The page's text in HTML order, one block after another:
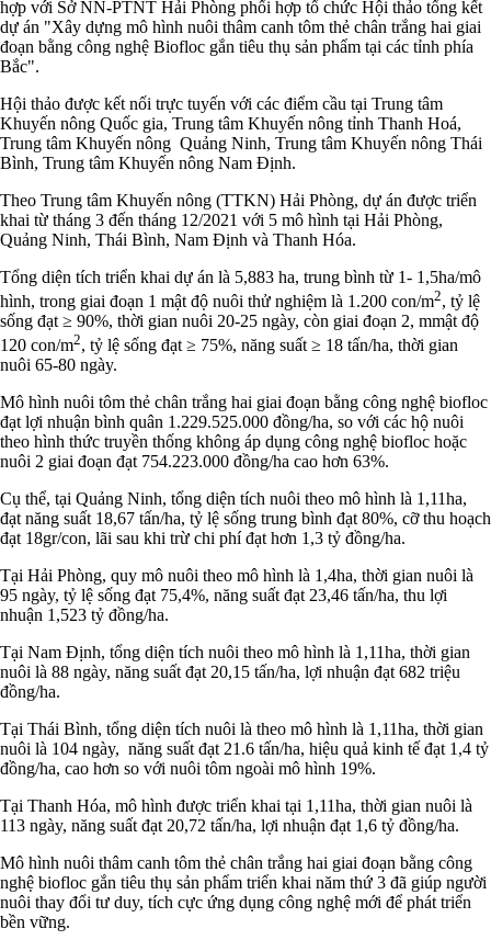
hợp với Sở NN-PTNT Hải Phòng phối hợp tổ chức Hội thảo tổng kết
dự án "Xây dựng mô hình nuôi thâm canh tôm thẻ chân trắng hai giai
đoạn bằng công nghệ Biofloc gắn tiêu thụ sản phẩm tại các tỉnh phía
Bắc".
Hội thảo được kết nối trực tuyến với các điểm cầu tại Trung tâm
Khuyến nông Quốc gia, Trung tâm Khuyến nông tỉnh Thanh Hoá,
Trung tâm Khuyến nông Quảng Ninh, Trung tâm Khuyến nông Thái
Bình, Trung tâm Khuyến nông Nam Định.
Theo Trung tâm Khuyến nông (TTKN) Hải Phòng, dự án được triển
khai từ tháng 3 đến tháng 12/2021 với 5 mô hình tại Hải Phòng,
Quảng Ninh, Thái Bình, Nam Định và Thanh Hóa.
Tổng diện tích triển khai dự án là 5,883 ha, trung bình từ 1- 1,5ha/mô
hình, trong giai đoạn 1 mật độ nuôi thử nghiệm là 1.200 con/m2, tỷ lệ
sống đạt ≥ 90%, thời gian nuôi 20-25 ngày, còn giai đoạn 2, mmật độ
120 con/m2, tỷ lệ sống đạt ≥ 75%, năng suất ≥ 18 tấn/ha, thời gian
nuôi 65-80 ngày.
Mô hình nuôi tôm thẻ chân trắng hai giai đoạn bằng công nghệ biofloc
đạt lợi nhuận bình quân 1.229.525.000 đồng/ha, so với các hộ nuôi
theo hình thức truyền thống không áp dụng công nghệ biofloc hoặc
nuôi 2 giai đoạn đạt 754.223.000 đồng/ha cao hơn 63%.
Cụ thể, tại Quảng Ninh, tổng diện tích nuôi theo mô hình là 1,11ha,
đạt năng suất 18,67 tấn/ha, tỷ lệ sống trung bình đạt 80%, cỡ thu hoạch
đạt 18gr/con, lãi sau khi trừ chi phí đạt hơn 1,3 tỷ đồng/ha.
Tại Hải Phòng, quy mô nuôi theo mô hình là 1,4ha, thời gian nuôi là
95 ngày, tỷ lệ sống đạt 75,4%, năng suất đạt 23,46 tấn/ha, thu lợi
nhuận 1,523 tỷ đồng/ha.
Tại Nam Định, tổng diện tích nuôi theo mô hình là 1,11ha, thời gian
nuôi là 88 ngày, năng suất đạt 20,15 tấn/ha, lợi nhuận đạt 682 triệu
đồng/ha.
Tại Thái Bình, tổng diện tích nuôi là theo mô hình là 1,11ha, thời gian
nuôi là 104 ngày, năng suất đạt 21.6 tấn/ha, hiệu quả kinh tế đạt 1,4 tỷ
đồng/ha, cao hơn so với nuôi tôm ngoài mô hình 19%.
Tại Thanh Hóa, mô hình được triển khai tại 1,11ha, thời gian nuôi là
113 ngày, năng suất đạt 20,72 tấn/ha, lợi nhuận đạt 1,6 tỷ đồng/ha.
Mô hình nuôi thâm canh tôm thẻ chân trắng hai giai đoạn bằng công
nghệ biofloc gắn tiêu thụ sản phẩm triển khai năm thứ 3 đã giúp người
nuôi thay đổi tư duy, tích cực ứng dụng công nghệ mới để phát triển
bền vững.